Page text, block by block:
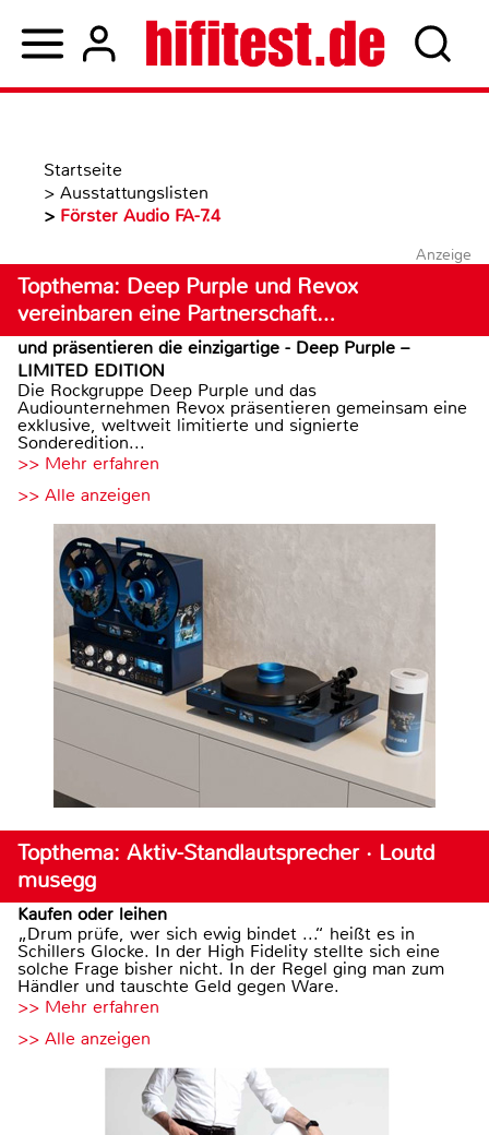
Startseite
> Ausstattungslisten
> Förster Audio FA-7.4
Anzeige
Topthema: Deep Purple und Revox
vereinbaren eine Partnerschaft…
und präsentieren die einzigartige - Deep Purple –
LIMITED EDITION
Die Rockgruppe Deep Purple und das
Audiounternehmen Revox präsentieren gemeinsam eine
exklusive, weltweit limitierte und signierte
Sonderedition...
>> Mehr erfahren
>> Alle anzeigen
Topthema: Aktiv-Standlautsprecher · Loutd
musegg
Kaufen oder leihen
„Drum prüfe, wer sich ewig bindet ...“ heißt es in
Schillers Glocke. In der High Fidelity stellte sich eine
solche Frage bisher nicht. In der Regel ging man zum
Händler und tauschte Geld gegen Ware.
>> Mehr erfahren
>> Alle anzeigen